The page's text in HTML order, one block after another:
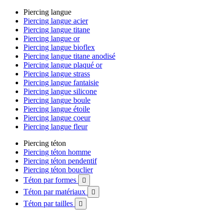
Piercing langue
Piercing langue acier
Piercing langue titane
Piercing langue or
Piercing langue bioflex
Piercing langue titane anodisé
Piercing langue plaqué or
Piercing langue strass
Piercing langue fantaisie
Piercing langue silicone
Piercing langue boule
Piercing langue étoile
Piercing langue coeur
Piercing langue fleur
Piercing téton
Piercing téton homme
Piercing téton pendentif
Piercing téton bouclier
Téton par formes

Téton par matériaux 
Téton par tailles 